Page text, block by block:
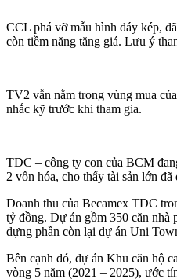
CCL phá vỡ mẫu hình đáy kép,
còn tiềm năng tăng giá. Lưu ý
TV2 vẫn nằm trong vùng mua
nhắc kỹ trước khi tham gia.
TDC – công ty con của BCM
2 vốn hóa, cho thấy tài sản lớn
Doanh thu của Becamex TDC
tỷ đồng. Dự án gồm 350 căn
dựng phần còn lại dự án Uni
Bên cạnh đó, dự án Khu căn hộ
vòng 5 năm (2021 – 2025), ước